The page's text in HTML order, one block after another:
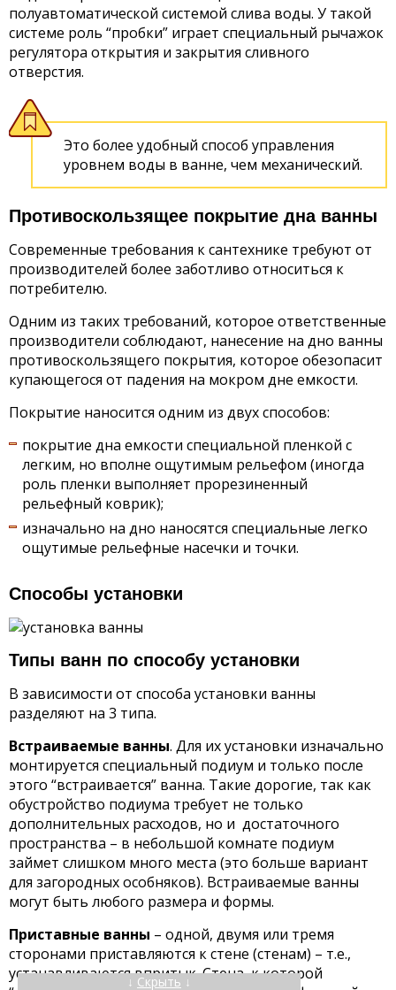
полуавтоматической системой слива воды. У такой
системе роль “пробки” играет специальный рычажок
регулятора открытия и закрытия сливного
отверстия.
Это более удобный способ управления
уровнем воды в ванне, чем механический.
Противоскользящее покрытие дна ванны
Современные требования к сантехнике требуют от
производителей более заботливо относиться к
потребителю.
Одним из таких требований, которое ответственные
производители соблюдают, нанесение на дно ванны
противоскользящего покрытия, которое обезопасит
купающегося от падения на мокром дне емкости.
Покрытие наносится одним из двух способов:
покрытие дна емкости специальной пленкой с
легким, но вполне ощутимым рельефом (иногда
роль пленки выполняет прорезиненный
рельефный коврик);
изначально на дно наносятся специальные легко
ощутимые рельефные насечки и точки.
Способы установки
Типы ванн по способу установки
В зависимости от способа установки ванны
разделяют на 3 типа.
Встраиваемые ванны. Для их установки изначально
монтируется специальный подиум и только после
этого “встраивается” ванна. Такие дорогие, так как
обустройство подиума требует не только
дополнительных расходов, но и достаточного
пространства – в небольшой комнате подиум
займет слишком много места (это больше вариант
для загородных особняков). Встраиваемые ванны
могут быть любого размера и формы.
Приставные ванны – одной, двумя или тремя
сторонами приставляются к стене (стенам) – т.е.,
устанавливаются впритык. Стена, к которой
↓ Скрыть ↓